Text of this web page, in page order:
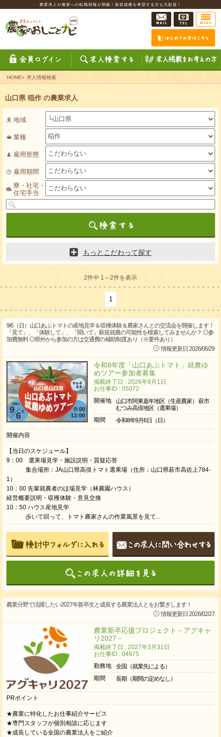
農業求人や農業への転職情報が満載！新規就農を希望する方も大歓迎！
HOME> 求人情報検索
山口県 稲作 の農業求人
地域
業種
雇用形態
雇用期間
寮・社宅・
住宅手当
もっとこだわって探す
2件中 1～2件を表示
1
9/6（日）山口あぶトマトの産地見学＆収穫体験＆農家さんとの交流会を開催します！
「見て」、「体験して」、「聞いて」新規就農の可能性を模索してみませんか？ ◎参
加費無料 ◎県外から参加の方は交通費の補助制度あり（※要件あり）
情報更新日 2026/06/29
令和8年度「山口あぶトマト」就農ゆ
めツアー参加者募集
掲載終了日 : 2026年9月1日
お仕事ID : 05072
開催地
山口市阿東嘉年地区（生産農家） 萩市
むつみ高俣地区（選果場）
期間
令和8年9月6日（日）
開催内容
【当日のスケジュール】
9：00 選果場見学・施設説明・質疑応答
集合場所：JA山口県高俣トマト選果場（住所：山口県萩市高佐上784-
1）
10：00 先輩就農者のほ場見学（林農園ハウス）
経営概要説明・収穫体験・意見交換
10：50 ハウス産地見学
歩いて回って、トマト農家さんの作業風景を見て...
農業分野で活躍したい2027年新卒生と成長する農業法人とをお繋ぎします！
情報更新日 2026/02/27
農業新卒応援プロジェクト－アグキャ
リ2027－
掲載終了日 : 2027年3月31日
お仕事ID : 04975
勤務地
全国（就業先による）
期間
長期（期間の定めなし）
PRポイント
★農業に特化したお仕事紹介サービス
★専門スタッフが個別相談に応じます
★成長している全国の農業法人をご紹介